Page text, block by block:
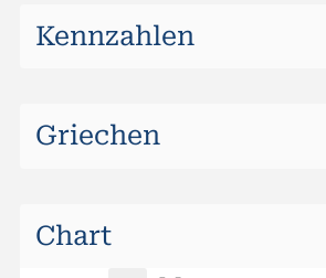
Handelswährung
Kennzahlen
Griechen
Chart